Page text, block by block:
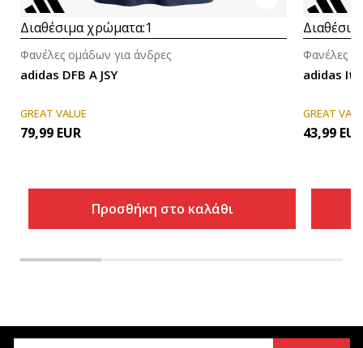
Διαθέσιμα χρώματα:1
adidas DFB A JSY
Φανέλες ομάδων για άνδρες
GREAT VALUE
79,99 EUR
Προσθήκη στο καλάθι
adidas
Φανέλες
GREAT
43,99 EUR